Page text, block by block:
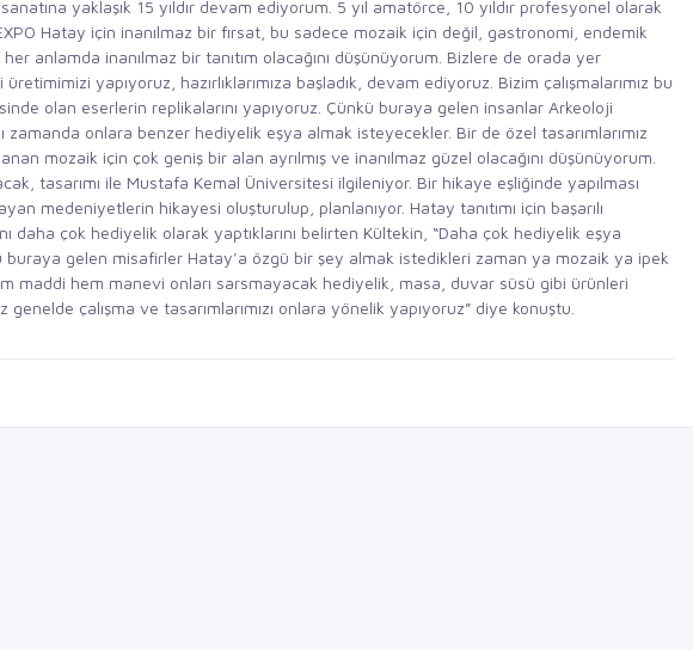
yaklaşık 15 yıldır devam ediyorum. 5 yıl amatörce, 10 yıldır profesyonel olarak
Hatay için inanılmaz bir fırsat, bu sadece mozaik için değil, gastronomi, endemik
anlamda inanılmaz bir tanıtım olacağını düşünüyorum. Bizlere de orada yer
yapıyoruz, hazırlıklarımıza başladık, devam ediyoruz. Bizim çalışmalarımız bu
olan eserlerin replikalarını yapıyoruz. Çünkü buraya gelen insanlar Arkeoloji
zamanda onlara benzer hediyelik eşya almak isteyecekler. Bir de özel tasarımlarımız
mozaik için çok geniş bir alan ayrılmış ve inanılmaz güzel olacağını düşünüyorum.
tasarımı ile Mustafa Kemal Üniversitesi ilgileniyor. Bir hikaye eşliğinde yapılması
medeniyetlerin hikayesi oluşturulup, planlanıyor. Hatay tanıtımı için başarılı
daha çok hediyelik olarak yaptıklarını belirten Kültekin, “Daha çok hediyelik eşya
buraya gelen misafirler Hatay’a özgü bir şey almak istedikleri zaman ya mozaik ya ipek
maddi hem manevi onları sarsmayacak hediyelik, masa, duvar süsü gibi ürünleri
çalışma ve tasarımlarımızı onlara yönelik yapıyoruz” diye konuştu.